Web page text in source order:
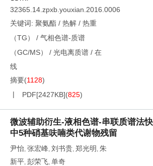
32365.14.zpxb.youxian.2016.0006
关键词: 聚氨酯 / 热解 / 热重
（TG）
/ 气相色谱-质谱
（GC/MS）
/ 光电离质谱 / 在
线
摘要(1128)
PDF[2427KB](825)
微波辅助衍生-液相色谱-串联质谱法
中5种硝基呋喃类代谢物残留
尹怡, 张宏峰, 刘书贵, 郑光明 , 朱
新平, 彭荣飞, 单奇